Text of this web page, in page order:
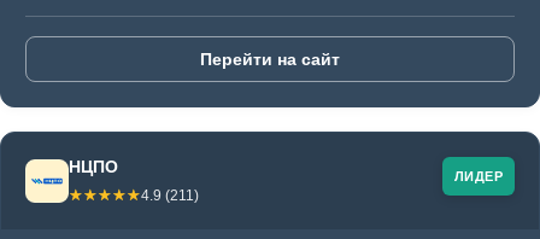
Перейти на сайт
ЛИДЕР
НЦПО
☆☆☆☆☆
★★★★★4.9 (211)